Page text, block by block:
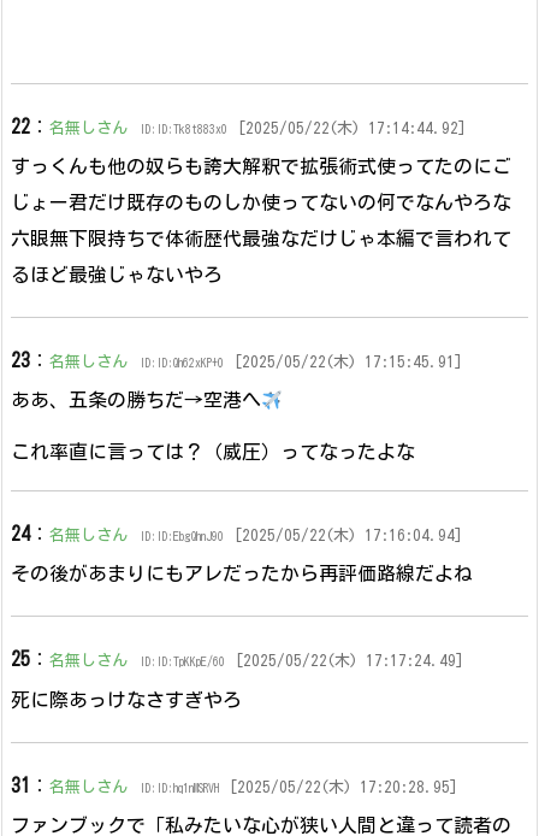
22 ： 名無しさん ID:ID:Tk8t883x0 [2025/05/22(木) 17:14:44.92]
すっくんも他の奴らも誇大解釈で拡張術式使ってたのにご
じょー君だけ既存のものしか使ってないの何でなんやろな
六眼無下限持ちで体術歴代最強なだけじゃ本編で言われて
るほど最強じゃないやろ
23 ： 名無しさん ID:ID:Qh62xKP+0 [2025/05/22(木) 17:15:45.91]
ああ、五条の勝ちだ→空港へ
これ率直に言っては？（威圧）ってなったよな
24： 名無しさん ID:ID:EbgQhnJ90 [2025/05/22(木) 17:16:04.94]
その後があまりにもアレだったから再評価路線だよね
25 ： 名無しさん ID:ID:TpKKpE/60 [2025/05/22(木) 17:17:24.49]
死に際あっけなさすぎやろ
31 ： 名無しさん ID:ID:hq1nMSRVH [2025/05/22(木) 17:20:28.95]
ファンブックで「私みたいな心が狭い人間と違って読者の